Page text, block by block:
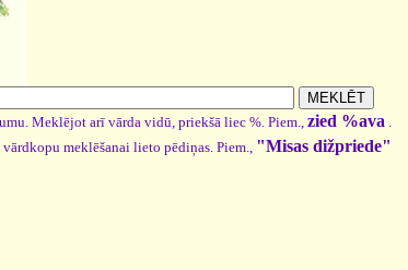
Meklējot arī vārda vidū, priekšā liec %. Piem.,zied %ava .
vārdkopu meklēšanai lieto pēdiņas. Piem., "Misas dižpriede"